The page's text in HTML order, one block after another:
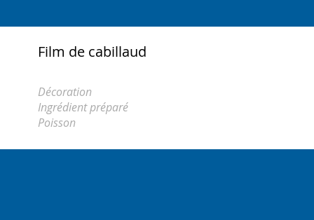
Film de cabillaud
Décoration
Ingrédient préparé
Poisson